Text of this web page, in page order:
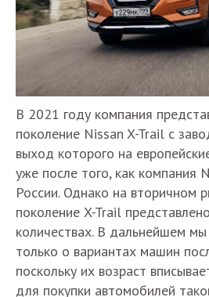
В 2021 году компания
поколение Nissan X-Trail с
выход которого на
уже после того, как компания
России. Однако на вторичном
поколение X-Trail
количествах. В дальнейшем
только о вариантах машин
поскольку их возраст
для покупки автомобилей